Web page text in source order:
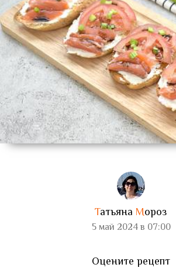
Татьяна Мороз
5 май 2024 в 07:00
Оцените рецепт